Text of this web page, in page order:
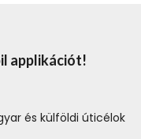
applikációt!
és külföldi úticélok